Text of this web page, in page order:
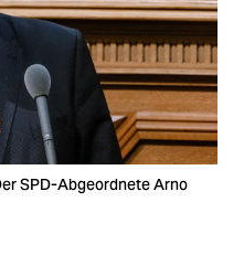
SPD-Abgeordnete Arno